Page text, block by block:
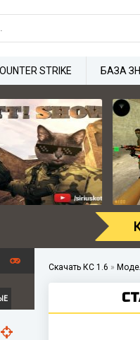
Скачать КС 1.6 »
STRIKE БАЗА